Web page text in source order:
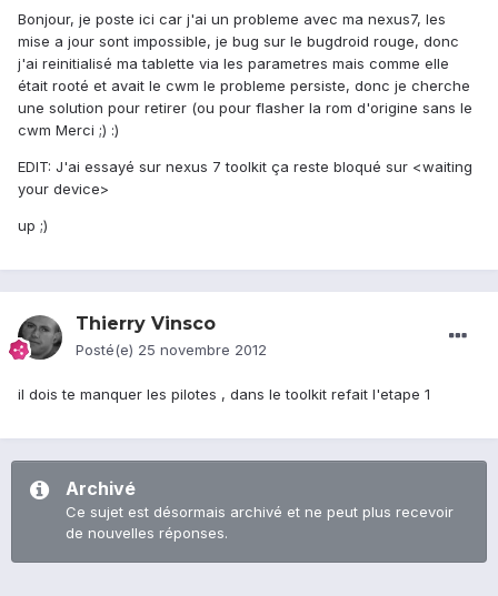
Bonjour, je poste ici car j'ai un probleme avec ma nexus7, les
mise a jour sont impossible, je bug sur le bugdroid rouge, donc
j'ai reinitialisé ma tablette via les parametres mais comme elle
était rooté et avait le cwm le probleme persiste, donc je cherche
une solution pour retirer (ou pour flasher la rom d'origine sans le
cwm Merci ;) :)
EDIT: J'ai essayé sur nexus 7 toolkit ça reste bloqué sur <waiting
your device>
up ;)
Thierry Vinsco
Posté(e) 25 novembre 2012
il dois te manquer les pilotes , dans le toolkit refait l'etape 1
Archivé
Ce sujet est désormais archivé et ne peut plus recevoir
de nouvelles réponses.